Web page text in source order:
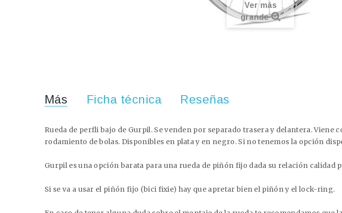
Ver más
grande
Más Ficha técnica Reseñas
Rueda de perfli bajo de Gurpil. Se venden por separado trasera y delantera.
rodamiento de bolas. Disponibles en plata y en negro. Si no tenemos la opción
Gurpil es una opción barata para una rueda de piñón fijo dada su relación calidad
Si se va a usar el piñón fijo (bici fixie) hay que apretar bien el piñón y el lock-ring.